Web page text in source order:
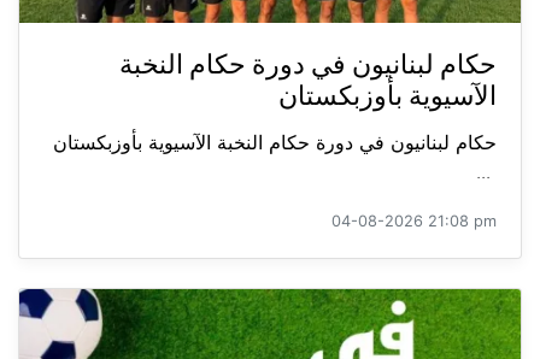
حكام لبنانيون في دورة حكام النخبة
الآسيوية بأوزبكستان
حكام لبنانيون في دورة حكام النخبة الآسيوية بأوزبكستان
...
04-08-2026 21:08 pm